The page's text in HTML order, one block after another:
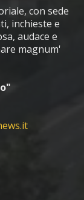
con sede
inchieste e
audace e
magnum'